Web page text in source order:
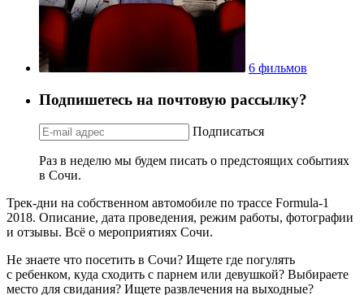
6 фильмов
Подпишетесь на почтовую рассылку?
Подписаться
Раз в неделю мы будем писать о предстоящих событиях
в Сочи.
Трек-дни на собственном автомобиле по трассе Formula-1
2018. Описание, дата проведения, режим работы, фотографии
и отзывы. Всё о мероприятиях Сочи.
Не знаете что посетить в Сочи? Ищете где погулять
с ребенком, куда сходить с парнем или девушкой? Выбираете
место для свидания? Ищете развлечения на выходные?